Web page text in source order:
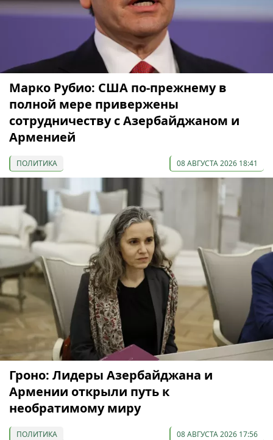
Марко Рубио: США по-прежнему в
полной мере привержены
сотрудничеству с Азербайджаном и
Арменией
ПОЛИТИКА 08 АВГУСТА 2026 18:41
Гроно: Лидеры Азербайджана и
Армении открыли путь к
необратимому миру
ПОЛИТИКА 08 АВГУСТА 2026 17:56